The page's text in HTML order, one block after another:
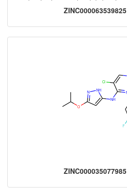
ZINC000063539825
ZINC000035077985